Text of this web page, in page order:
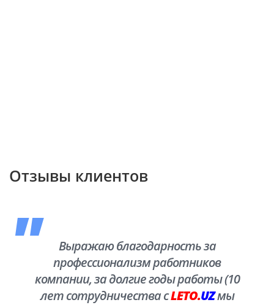
Отзывы клиентов
Выражаю благодарность за
профессионализм работников
компании, за долгие годы работы (10
лет сотрудничества сLETO.UZмы